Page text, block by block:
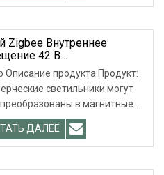
Zigbee Внутреннее
42 В
Лампа
Магнитные
Светильники
Описание продукта Продукт:
светильники могут
в магнитные
трековые светильники. Ка
ДАЛЕЕ